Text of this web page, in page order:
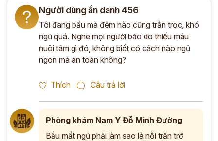
? Người dùng ẩn danh 456
Tôi đang bầu mà đêm nào cũng trằn trọc, khó
ngủ quá. Nghe mọi người bảo do thiếu máu
nuôi tâm gì đó, không biết có cách nào ngủ
ngon mà an toàn không?
Thích Câu trả lời
Phòng khám Nam Y Đỗ Minh Đường
Bầu mất ngủ phải làm sao là nỗi trăn trở